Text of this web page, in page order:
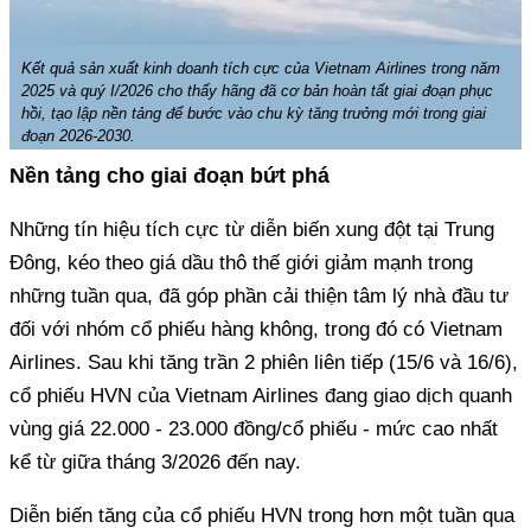
Kết quả sản xuất kinh doanh tích cực của Vietnam Airlines trong năm
2025 và quý I/2026 cho thấy hãng đã cơ bản hoàn tất giai đoạn phục
hồi, tạo lập nền tảng để bước vào chu kỳ tăng trưởng mới trong giai
đoạn 2026-2030.
Nền tảng cho giai đoạn bứt phá
Những tín hiệu tích cực từ diễn biến xung đột tại Trung
Đông, kéo theo giá dầu thô thế giới giảm mạnh trong
những tuần qua, đã góp phần cải thiện tâm lý nhà đầu tư
đối với nhóm cổ phiếu hàng không, trong đó có Vietnam
Airlines. Sau khi tăng trần 2 phiên liên tiếp (15/6 và 16/6),
cổ phiếu HVN của Vietnam Airlines đang giao dịch quanh
vùng giá 22.000 - 23.000 đồng/cổ phiếu - mức cao nhất
kể từ giữa tháng 3/2026 đến nay.
Diễn biến tăng của cổ phiếu HVN trong hơn một tuần qua